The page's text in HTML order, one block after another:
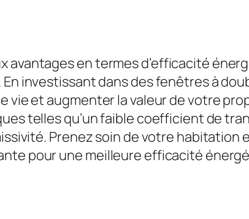
en termes d’efficacité
investissant dans des fenêtres à
et augmenter la valeur de votre
telles qu’un faible coefficient de
Prenez soin de votre habitation
pour une meilleure efficacité